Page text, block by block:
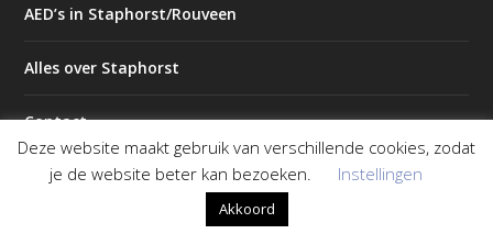
AED’s in Staphorst/Rouveen
Alles over Staphorst
Contact
Koningsdag gemeente Staphorst
Deze website maakt gebruik van verschillende cookies, zodat
je de website beter kan bezoeken.
Instellingen
Akkoord